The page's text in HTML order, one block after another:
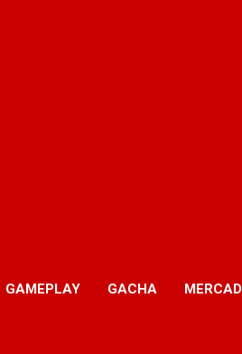
GAMEPLAY GACHA